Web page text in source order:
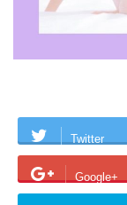
Twitter
Google+